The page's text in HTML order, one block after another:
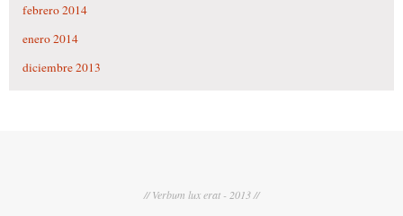
febrero 2014
enero 2014
diciembre 2013
// Verbum lux erat - 2013 //